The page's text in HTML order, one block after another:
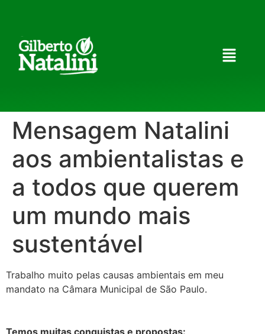
Mensagem Natalini
aos ambientalistas e
a todos que querem
um mundo mais
sustentável
Trabalho muito pelas causas ambientais em meu
mandato na Câmara Municipal de São Paulo.
Temos muitas conquistas e propostas: